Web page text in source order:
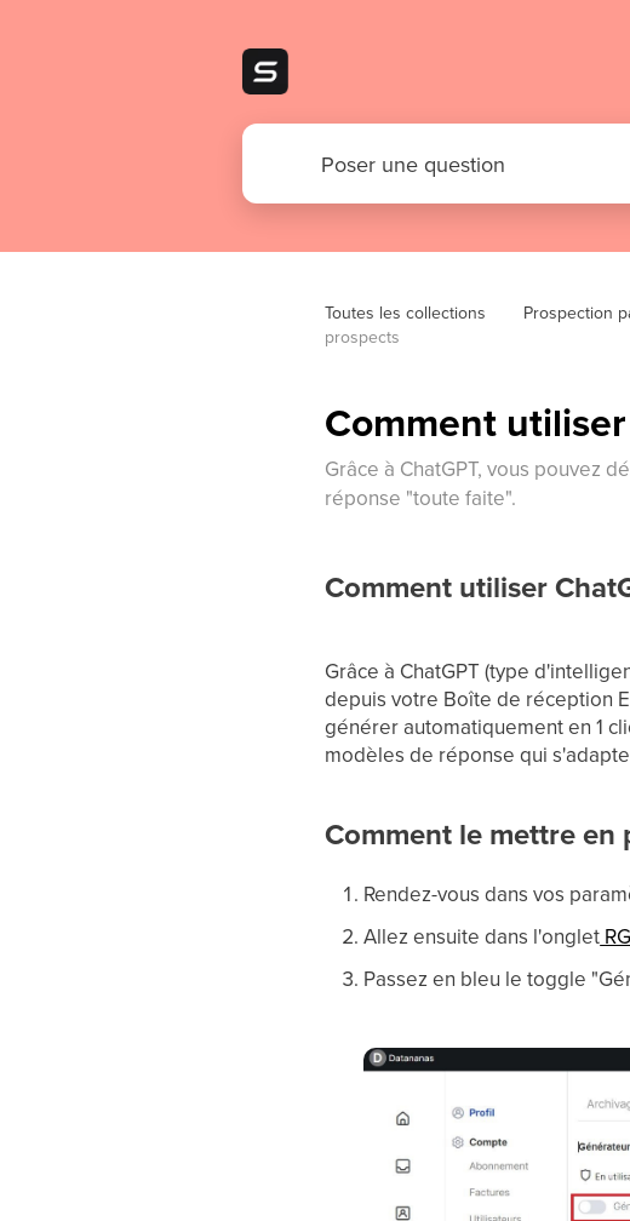
Toutes les collections Prospection
prospects
Comment
Grâce à ChatGPT, vous pouvez
réponse "toute faite".
Comment utiliser
Grâce à ChatGPT (type
depuis votre Boîte de réception
générer automatiquement en 1
modèles de réponse qui
Comment le mettre en
Rendez-vous dans vos
Allez ensuite dans l'onglet
Passez en bleu le toggle